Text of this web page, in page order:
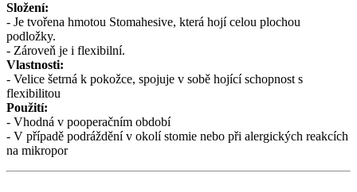
Složení:
- Je tvořena hmotou Stomahesive, která hojí celou plochou
podložky.
- Zároveň je i flexibilní.
Vlastnosti:
- Velice šetrná k pokožce, spojuje v sobě hojící schopnost s
flexibilitou
Použití:
- Vhodná v pooperačním období
- V případě podráždění v okolí stomie nebo při alergických reakcích
na mikropor